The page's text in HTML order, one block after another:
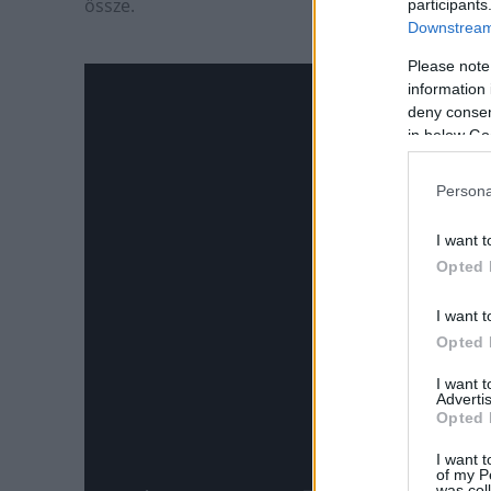
Please
information
deny
in below
I want
Opted
I want
Opted
I want
Opted
I want
of my
össze.